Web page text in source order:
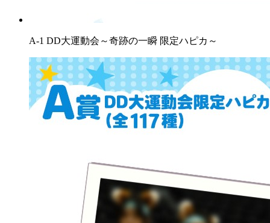
A-1 DD大運動会～奇跡の一瞬 限定ハピカ～